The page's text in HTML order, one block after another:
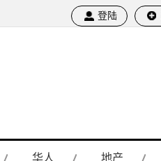
登陆
华人 地产